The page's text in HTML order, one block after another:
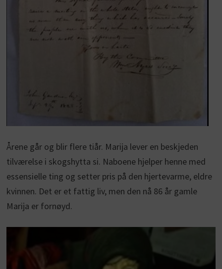
Årene går og blir flere tiår. Marija lever en beskjeden
tilværelse i skogshytta si. Naboene hjelper henne med
essensielle ting og setter pris på den hjertevarme, eldre
kvinnen. Det er et fattig liv, men den nå 86 år gamle
Marija er fornøyd.